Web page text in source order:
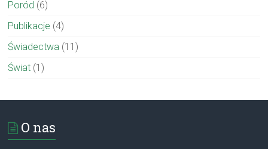
Poród (6)
Publikacje (4)
Świadectwa (11)
Świat (1)
O nas